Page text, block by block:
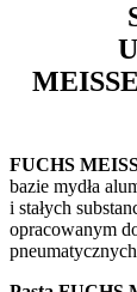
FUCHS
bazie mydła
i stałych
opracowanym